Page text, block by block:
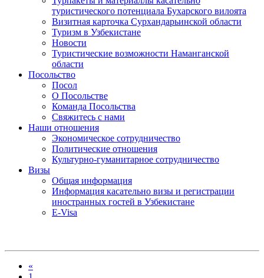
туристического потенциала Бухарского вилоята
Визитная карточка Сурхандарьинской области
Туризм в Узбекистане
Новости
Туристические возможности Наманганской
области
Посольство
Посол
О Посольстве
Команда Посольства
Свяжитесь с нами
Наши отношения
Экономическое сотрудничество
Политические отношения
Культурно-гуманитарное сотрудничество
Визы
Общая информация
Информация касательно визы и регистрации
иностранных гостей в Узбекистане
E-Visa
«